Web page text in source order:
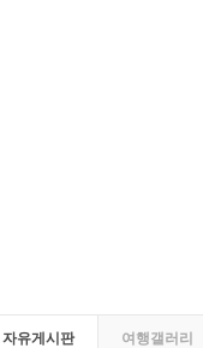
자유게시판 여행갤러리